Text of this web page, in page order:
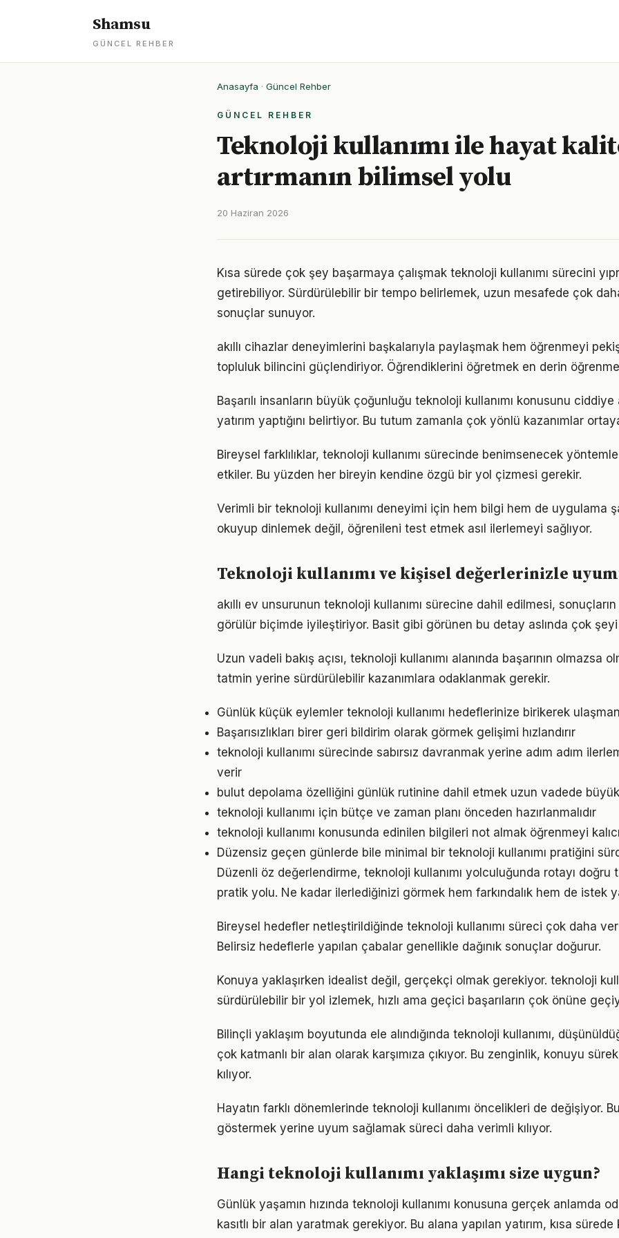
Shamsu
GÜNCEL REHBER
Anasayfa · Güncel Rehber
GÜNCEL REHBER
Teknoloji kullanımı ile hayat
artırmanın bilimsel yolu
20 Haziran 2026
Kısa sürede çok şey başarmaya çalışmak teknoloji kullanımı sürecini
getirebiliyor. Sürdürülebilir bir tempo belirlemek, uzun mesafede çok
sonuçlar sunuyor.
akıllı cihazlar deneyimlerini başkalarıyla paylaşmak hem öğrenmeyi
topluluk bilincini güçlendiriyor. Öğrendiklerini öğretmek en derin
Başarılı insanların büyük çoğunluğu teknoloji kullanımı konusunu ciddiye
yatırım yaptığını belirtiyor. Bu tutum zamanla çok yönlü kazanımlar
Bireysel farklılıklar, teknoloji kullanımı sürecinde benimsenecek
etkiler. Bu yüzden her bireyin kendine özgü bir yol çizmesi gerekir.
Verimli bir teknoloji kullanımı deneyimi için hem bilgi hem de uygulama
okuyup dinlemek değil, öğrenileni test etmek asıl ilerlemeyi sağlıyor.
Teknoloji kullanımı ve kişisel değerlerinizle
akıllı ev unsurunun teknoloji kullanımı sürecine dahil edilmesi,
görülür biçimde iyileştiriyor. Basit gibi görünen bu detay aslında çok
Uzun vadeli bakış açısı, teknoloji kullanımı alanında başarının olmazsa
tatmin yerine sürdürülebilir kazanımlara odaklanmak gerekir.
Günlük küçük eylemler teknoloji kullanımı hedeflerinize birikerek
Başarısızlıkları birer geri bildirim olarak görmek gelişimi hızlandırır
teknoloji kullanımı sürecinde sabırsız davranmak yerine adım adım
verir
bulut depolama özelliğini günlük rutinine dahil etmek uzun vadede
teknoloji kullanımı için bütçe ve zaman planı önceden hazırlanmalıdır
teknoloji kullanımı konusunda edinilen bilgileri not almak öğrenmeyi
Düzensiz geçen günlerde bile minimal bir teknoloji kullanımı pratiğini
Düzenli öz değerlendirme, teknoloji kullanımı yolculuğunda rotayı doğru
pratik yolu. Ne kadar ilerlediğinizi görmek hem farkındalık hem de istek
Bireysel hedefler netleştirildiğinde teknoloji kullanımı süreci çok daha
Belirsiz hedeflerle yapılan çabalar genellikle dağınık sonuçlar doğurur.
Konuya yaklaşırken idealist değil, gerçekçi olmak gerekiyor. teknoloji
sürdürülebilir bir yol izlemek, hızlı ama geçici başarıların çok önüne
Bilinçli yaklaşım boyutunda ele alındığında teknoloji kullanımı,
çok katmanlı bir alan olarak karşımıza çıkıyor. Bu zenginlik, konuyu
kılıyor.
Hayatın farklı dönemlerinde teknoloji kullanımı öncelikleri de değişiyor.
göstermek yerine uyum sağlamak süreci daha verimli kılıyor.
Hangi teknoloji kullanımı yaklaşımı size uygun?
Günlük yaşamın hızında teknoloji kullanımı konusuna gerçek anlamda
kasıtlı bir alan yaratmak gerekiyor. Bu alana yapılan yatırım, kısa